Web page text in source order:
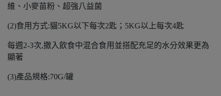
維、小麥苗粉、超強八益菌
(2)食用方式:貓5KG以下每次2匙；5KG以上每次4匙
每週2-3次,撒入飲食中混合食用並搭配充足的水分效果更為
顯著
(3)產品規格:70G/罐